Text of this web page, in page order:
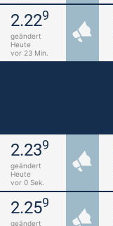
2.229
geändert
Heute
vor 23 Min.
2.239
geändert
Heute
vor 0 Sek.
2.259
geändert